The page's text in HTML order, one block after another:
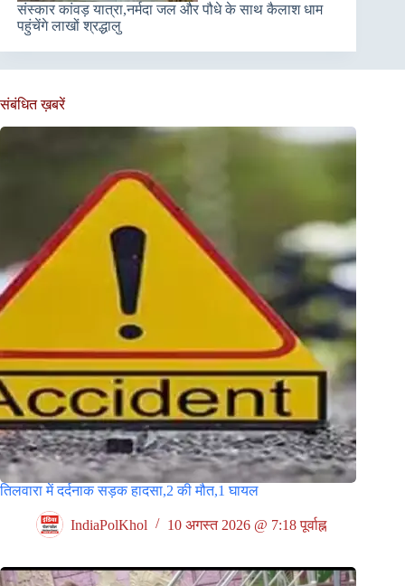
संस्कार कांवड़ यात्रा,नर्मदा जल और पौधे के साथ कैलाश धाम
पहुंचेंगे लाखों श्रद्धालु
संबंधित ख़बरें
तिलवारा में दर्दनाक सड़क हादसा,2 की मौत,1 घायल
IndiaPolKhol 10 अगस्त 2026 @ 7:18 पूर्वाह्न